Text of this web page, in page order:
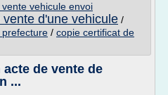
vehicule envoi
d'une vehicule /
/ copie certificat de
de vente de
...